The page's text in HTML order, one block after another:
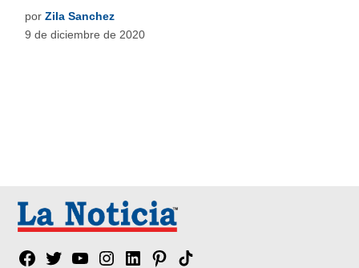
por Zila Sanchez
9 de diciembre de 2020
Facebook
TwitterYouTubeInstagram
LinkedinPinterest
Tik